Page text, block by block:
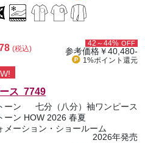
(税込)
42～44% OFF
参考価格￥40,480-
1%ポイント 還元
ス 7749
ーン
七分（八分）袖ワンピース
ーン HOW 2026 春夏
メーション・ショールーム
2026年発売